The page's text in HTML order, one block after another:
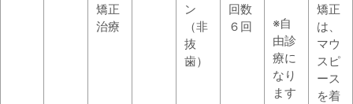
矯正
治療
ン
（非
抜
歯）
回数
６回
※自
由診
療に
なり
ます
矯正
は、
マウ
スピ
ース
を着